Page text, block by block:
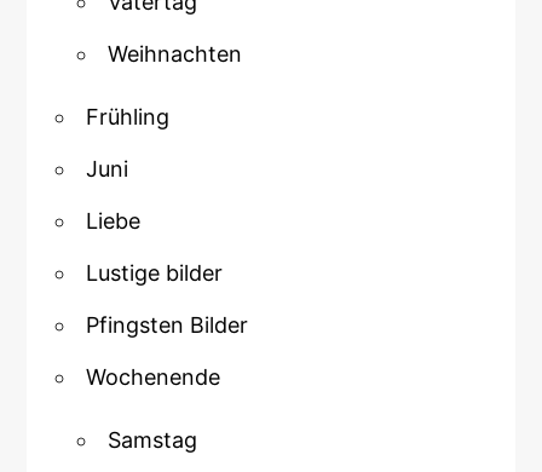
Weihnachten
Frühling
Juni
Liebe
Lustige bilder
Pfingsten Bilder
Wochenende
Samstag